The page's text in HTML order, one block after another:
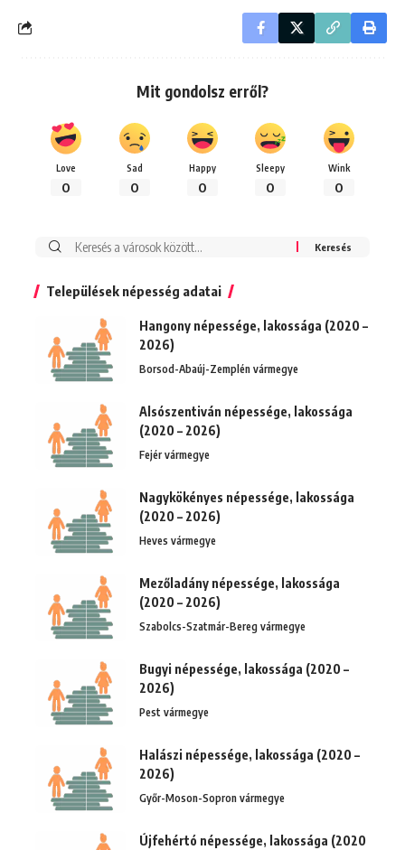
Mit gondolsz erről?
Love
0
Sad
0
Happy
0
Sleepy
0
Wink
0
Keresés:
Települések népesség adatai
Hangony népessége, lakossága (2020 –
2026)
Borsod-Abaúj-Zemplén vármegye
Alsószentiván népessége, lakossága
(2020 – 2026)
Fejér vármegye
Nagykökényes népessége, lakossága
(2020 – 2026)
Heves vármegye
Mezőladány népessége, lakossága
(2020 – 2026)
Szabolcs-Szatmár-Bereg vármegye
Bugyi népessége, lakossága (2020 –
2026)
Pest vármegye
Halászi népessége, lakossága (2020 –
2026)
Győr-Moson-Sopron vármegye
Újfehértó népessége, lakossága (2020